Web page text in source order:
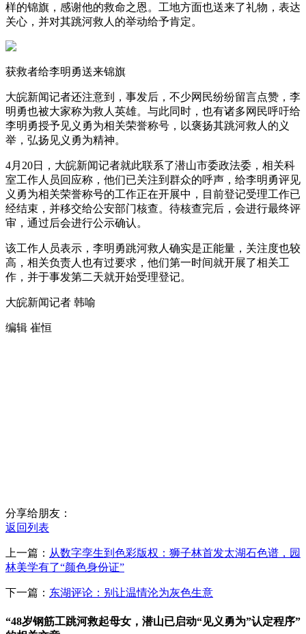
样的锦旗，感谢他的救命之恩。工地方面也送来了礼物，表达
关心，并对其跳河救人的举动给予肯定。
获救者给李明勇送来锦旗
大皖新闻记者还注意到，事发后，不少网民纷纷留言点赞，李
明勇也被大家称为救人英雄。与此同时，也有诸多网民呼吁给
李明勇授予见义勇为相关荣誉称号，以褒扬其跳河救人的义
举，弘扬见义勇为精神。
4月20日，大皖新闻记者就此联系了潜山市委政法委，相关科
室工作人员回应称，他们已关注到群众的呼声，给李明勇评见
义勇为相关荣誉称号的工作正在开展中，目前登记受理工作已
经结束，并移交给公安部门核查。待核查完后，会进行最终评
审，通过后会进行公示确认。
该工作人员表示，李明勇跳河救人确实是正能量，关注度也较
高，相关负责人也有过要求，他们第一时间就开展了相关工
作，并于事发第二天就开始受理登记。
大皖新闻记者 韩喻
编辑 崔恒
分享给朋友：
返回列表
上一篇： 从数字孪生到色彩版权：狮子林首发太湖石色谱，园
林美学有了“颜色身份证”
下一篇： 东湖评论：别让温情沦为灰色生意
“48岁钢筋工跳河救起母女，潜山已启动“见义勇为”认定程序”